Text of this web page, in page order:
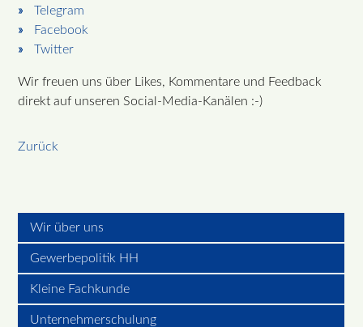
Telegram
Facebook
Twitter
Wir freuen uns über Likes, Kommentare und Feedback
direkt auf unseren Social-Media-Kanälen :-)
Zurück
Wir über uns
Gewerbepolitik HH
Kleine Fachkunde
Unternehmerschulung